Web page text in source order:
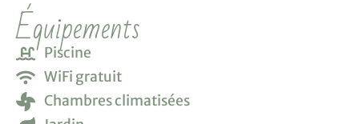
Équipements
Piscine
WiFi gratuit
Chambres climatisées